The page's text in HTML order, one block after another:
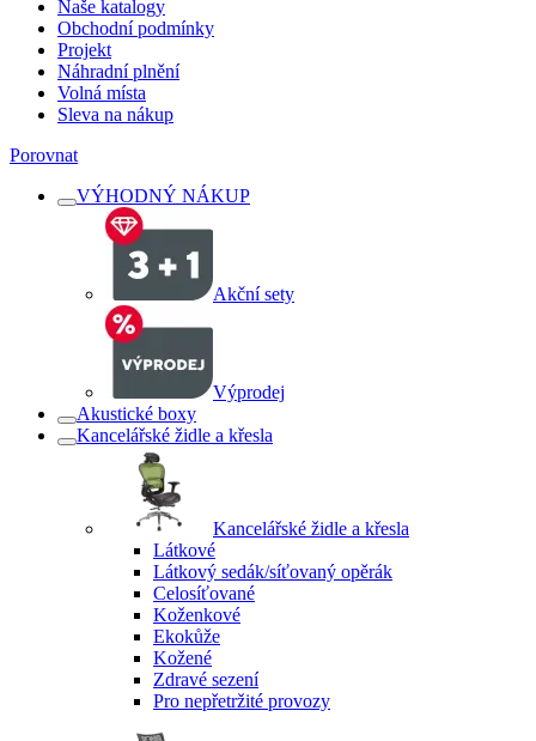
Naše katalogy
Obchodní podmínky
Projekt
Náhradní plnění
Volná místa
Sleva na nákup
Porovnat
VÝHODNÝ NÁKUP
Akční sety
Výprodej
Akustické boxy
Kancelářské židle a křesla
Kancelářské židle a křesla
Látkové
Látkový sedák/síťovaný opěrák
Celosíťované
Koženkové
Ekokůže
Kožené
Zdravé sezení
Pro nepřetržité provozy